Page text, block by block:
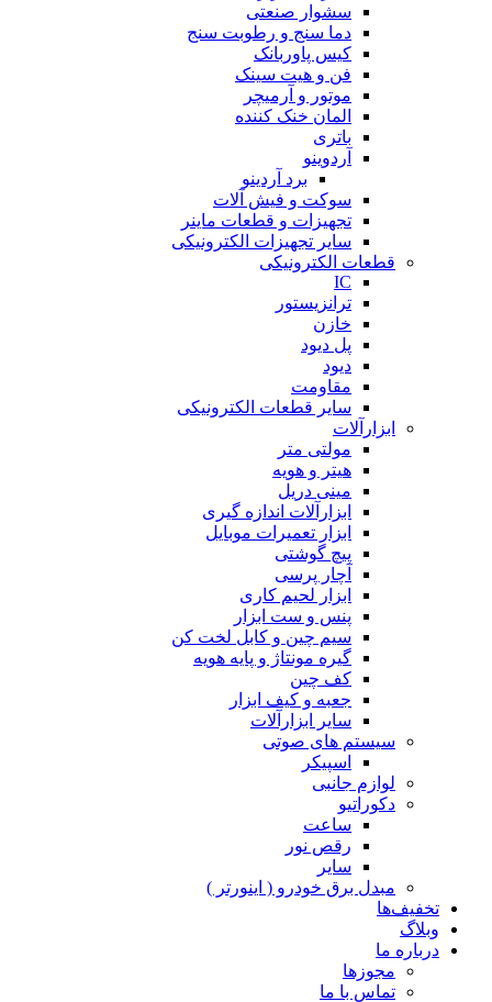
سشوار صنعتی
دما سنج و رطوبت سنج
کیس پاوربانک
فن و هیت سینک
موتور و آرمیچر
المان خنک کننده
باتری
آردوینو
برد آردینو
سوکت و فیش آلات
تجهیزات و قطعات ماینر
سایر تجهیزات الکترونیکی
قطعات الکترونیکی
IC
ترانزیستور
خازن
پل دیود
دیود
مقاومت
سایر قطعات الکترونیکی
ابزارآلات
مولتی متر
هیتر و هویه
مینی دریل
ابزارآلات اندازه گیری
ابزار تعمیرات موبایل
پیچ گوشتی
آچار پرسی
ابزار لحیم کاری
پنس و ست ابزار
سیم چین و کابل لخت کن
گیره مونتاژ و پایه هویه
کف چین
جعبه و کیف ابزار
سایر ابزارآلات
سیستم های صوتی
اسپیکر
لوازم جانبی
دکوراتیو
ساعت
رقص نور
سایر
مبدل برق خودرو ( اینورتر )
تخفیف‌ها
وبلاگ
درباره ما
مجوزها
تماس با ما